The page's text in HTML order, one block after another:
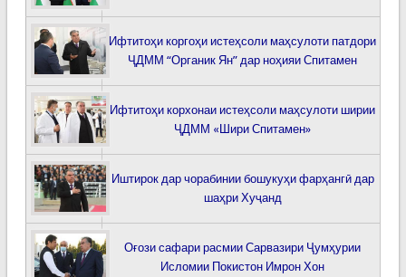
Ифтитоҳи коргоҳи истеҳсоли маҳсулоти патдори
ҶДММ “Органик Ян” дар ноҳияи Спитамен
Ифтитоҳи корхонаи истеҳсоли маҳсулоти ширии
ҶДММ «Шири Спитамен»
Иштирок дар чорабинии бошукуҳи фарҳангӣ дар
шаҳри Хуҷанд
Оғози сафари расмии Сарвазири Ҷумҳурии
Исломии Покистон Имрон Хон